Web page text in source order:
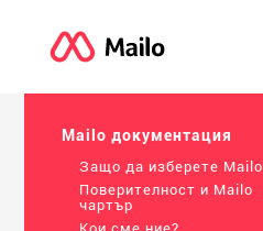
Mailo документация
Защо да изберете Mailo
Поверителност и Mailo
чартър